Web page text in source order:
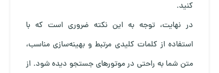
کنید.
در نهایت، توجه به این نکته ضروری است که با
استفاده از کلمات کلیدی مرتبط و بهینه‌سازی مناسب،
متن شما به راحتی در موتورهای جستجو دیده شود. از